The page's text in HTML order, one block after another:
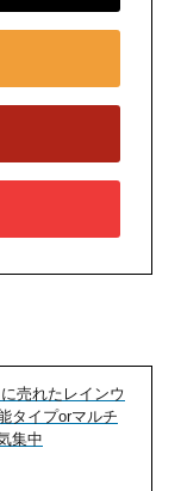
売れたレインウ
タイプorマルチ
集中